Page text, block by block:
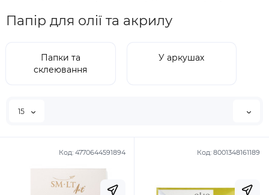
Папір для олії та акрилу
Папки та
склеювання
У аркушах
15
Код: 4770644591894 Код: 8001348161189